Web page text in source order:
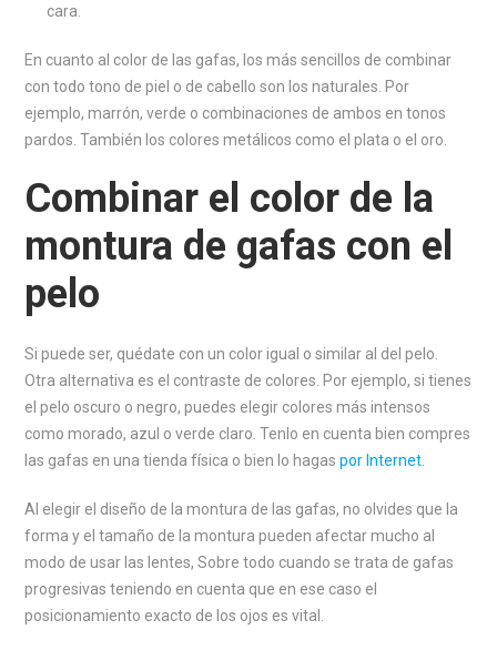
cara.
En cuanto al color de las gafas, los más sencillos de combinar
con todo tono de piel o de cabello son los naturales. Por
ejemplo, marrón, verde o combinaciones de ambos en tonos
pardos. También los colores metálicos como el plata o el oro.
Combinar el color de la
montura de gafas con el
pelo
Si puede ser, quédate con un color igual o similar al del pelo.
Otra alternativa es el contraste de colores. Por ejemplo, si tienes
el pelo oscuro o negro, puedes elegir colores más intensos
como morado, azul o verde claro. Tenlo en cuenta bien compres
las gafas en una tienda física o bien lo hagas por Internet
Al elegir el diseño de la montura de las gafas, no olvides que la
forma y el tamaño de la montura pueden afectar mucho al
modo de usar las lentes, Sobre todo cuando se trata de gafas
progresivas teniendo en cuenta que en ese caso el
posicionamiento exacto de los ojos es vital.